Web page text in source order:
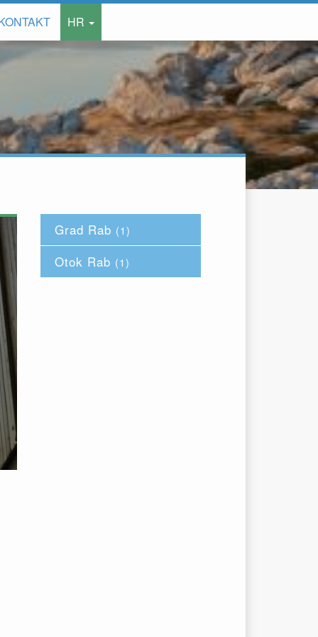
HR
Grad Rab (1)
Otok Rab (1)